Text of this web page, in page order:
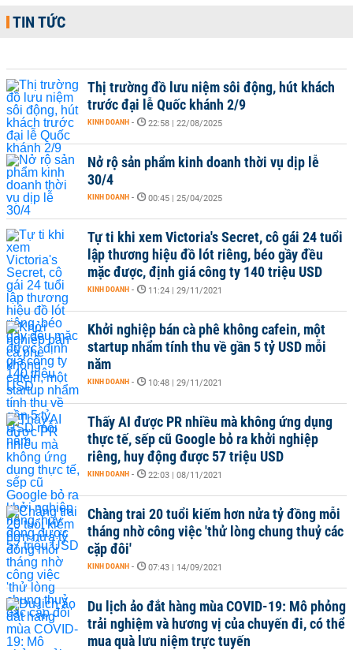
TIN TỨC
Thị trường đồ lưu niệm sôi động, hút khách
trước đại lễ Quốc khánh 2/9
KINH DOANH - 22:58 | 22/08/2025
Nở rộ sản phẩm kinh doanh thời vụ dịp lễ
30/4
KINH DOANH - 00:45 | 25/04/2025
Tự ti khi xem Victoria's Secret, cô gái 24 tuổi
lập thương hiệu đồ lót riêng, béo gầy đều
mặc được, định giá công ty 140 triệu USD
KINH DOANH - 11:24 | 29/11/2021
Khởi nghiệp bán cà phê không cafein, một
startup nhẩm tính thu về gần 5 tỷ USD mỗi
năm
KINH DOANH - 10:48 | 29/11/2021
Thấy AI được PR nhiều mà không ứng dụng
thực tế, sếp cũ Google bỏ ra khởi nghiệp
riêng, huy động được 57 triệu USD
KINH DOANH - 22:03 | 08/11/2021
Chàng trai 20 tuổi kiếm hơn nửa tỷ đồng mỗi
tháng nhờ công việc 'thử lòng chung thuỷ các
cặp đôi'
KINH DOANH - 07:43 | 14/09/2021
Du lịch ảo đắt hàng mùa COVID-19: Mô phỏng
trải nghiệm và hương vị của chuyến đi, có thể
mua quà lưu niệm trực tuyến